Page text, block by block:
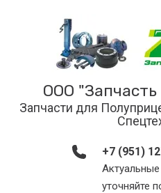
ООО
Запчасти для
+7 (951)
уточняйте